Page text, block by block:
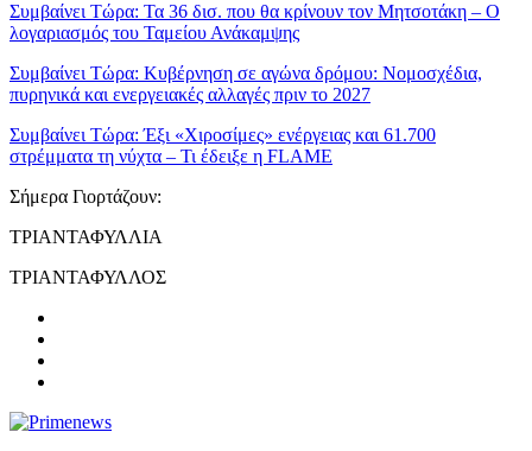
Συμβαίνει Τώρα: Τα 36 δισ. που θα κρίνουν τον Μητσοτάκη – Ο
λογαριασμός του Ταμείου Ανάκαμψης
Συμβαίνει Τώρα: Κυβέρνηση σε αγώνα δρόμου: Νομοσχέδια,
πυρηνικά και ενεργειακές αλλαγές πριν το 2027
Συμβαίνει Τώρα: Έξι «Χιροσίμες» ενέργειας και 61.700
στρέμματα τη νύχτα – Τι έδειξε η FLAME
Σήμερα Γιορτάζουν:
ΤΡΙΑΝΤΑΦΥΛΛΙΑ
ΤΡΙΑΝΤΑΦΥΛΛΟΣ